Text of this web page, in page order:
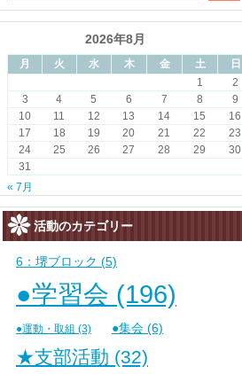
2026年8月
月 火 水 木 金 土
日
1
2
3
4 5 6 7 8
9
10
11 12 13 14 15
16
17
18 19 20 21 22
23
24
25 26 27 28 29
30
31
« 7月
活動のカテゴリー
6：堺ブロック (5)
●学習会 (196)
●運動・取組 (3) ●集会 (6)
★支部活動 (32)